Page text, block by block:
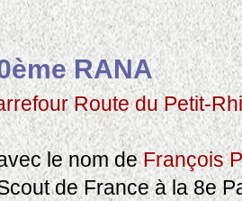
RANA
Route du Petit-
le nom deFrançois
de France à la 8e